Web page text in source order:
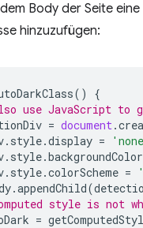
Body der Seite eine
hinzuzufügen:
()
{
use JavaScript to
= document.
. style.display =
. style.backgroundColor
. style.colorScheme =
.appendChild(
style is not
=